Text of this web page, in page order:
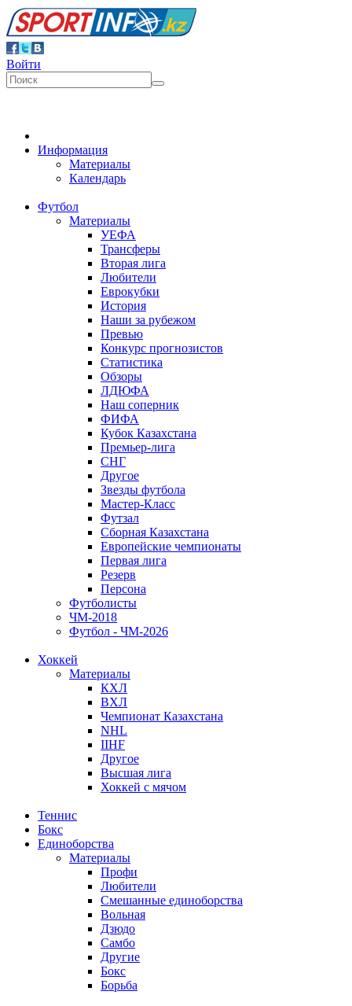
Войти
Информация
Материалы
Календарь
Футбол
Материалы
УЕФА
Трансферы
Вторая лига
Любители
Еврокубки
История
Наши за рубежом
Превью
Конкурс прогнозистов
Статистика
Обзоры
ЛДЮФА
Наш соперник
ФИФА
Кубок Казахстана
Премьер-лига
СНГ
Другое
Звезды футбола
Мастер-Класс
Футзал
Сборная Казахстана
Европейские чемпионаты
Первая лига
Резерв
Персона
Футболисты
ЧМ-2018
Футбол - ЧМ-2026
Хоккей
Материалы
КХЛ
ВХЛ
Чемпионат Казахстана
NHL
IIHF
Другое
Высшая лига
Хоккей с мячом
Теннис
Бокс
Единоборства
Материалы
Профи
Любители
Смешанные единоборства
Вольная
Дзюдо
Самбо
Другие
Бокс
Борьба